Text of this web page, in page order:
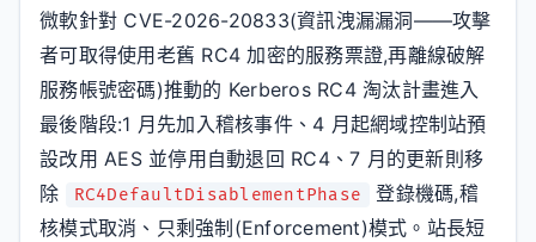
微軟針對 CVE-2026-20833(資訊洩漏漏洞——攻擊
者可取得使用老舊 RC4 加密的服務票證,再離線破解
服務帳號密碼)推動的 Kerberos RC4 淘汰計畫進入
最後階段:1 月先加入稽核事件、4 月起網域控制站預
設改用 AES 並停用自動退回 RC4、7 月的更新則移
除
RC4DefaultDisablementPhase
登錄機碼,稽
核模式取消、只剩強制(Enforcement)模式。站長短